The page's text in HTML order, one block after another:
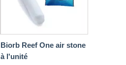
Biorb Reef One air stone
à l'unité